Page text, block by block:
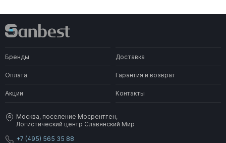
Бренды Доставка
Оплата Гарантия и возврат
Акции Контакты
Москва, поселение Мосрентген,
Логистический центр Славянский Мир
+7 (495) 565 35 88